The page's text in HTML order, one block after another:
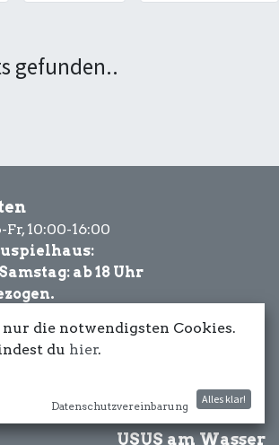
gefunden..
10:00-16:00
ab 18 Uhr
USUS am Wasser
die notwendigsten Cookies.
du hier.
Datenschutzvereinbarung
Alles klar!